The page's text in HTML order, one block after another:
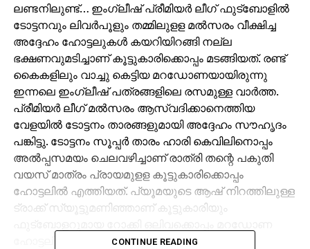
ലണ്ടനിലുണ്ട്… ഇംഗ്ലീഷ് പ്രീമിയര്‍ ലീഗ് ഫുട്‌ബോളില്‍
ടോട്ടനവും ലിവര്‍പൂളും തമ്മിലുളള മല്‍സരം വീക്ഷിച്ച
അദ്ദേഹം ഹോട്ടലുകള്‍ കയറിയിറങ്ങി നല്ല
ഭക്ഷണവുമടിച്ചാണ് കൂട്ടുകാരിക്കൊപ്പം മടങ്ങിയത്. രണ്ട്
കൈകളിലും വാച്ചു കെട്ടിയ മറഡോണയായിരുന്നു
ഇന്നലെ ഇംഗ്ലീഷ് പത്രങ്ങളിലെ രസമുള്ള വാര്‍ത്ത.
പ്രീമിയര്‍ ലീഗ് മല്‍സരം ആസ്വദിക്കാനെത്തിയ
വേളയില്‍ ടോട്ടനം താരങ്ങളുമായി അദ്ദേഹം സൗഹൃദം
പങ്കിട്ടു. ടോട്ടനം സൂപ്പര്‍ താരം ഹാരി കെവിലിനൊപ്പം
അല്‍പ്പസമയം ചെലവഴിച്ചാണ് രാത്രി തന്റെ പകുതി
വയസ് മാത്രം പ്രായമുളള കൂട്ടുകാരിക്കൊപ്പം
ഹോട്ടലില്‍ എത്തിയത്. പ്യൂമയുടെ ആഷ് നിറത്തിലുള്ള
ട്രാക്ക് സ്യൂട്ടുമണിഞ്ഞാണ് കൂട്ടുകാരിയും
ഹോട്ടലില്‍ എത്തിയത്. ഹോട്ടലില്‍ നിന്ന്
CONTINUE READING